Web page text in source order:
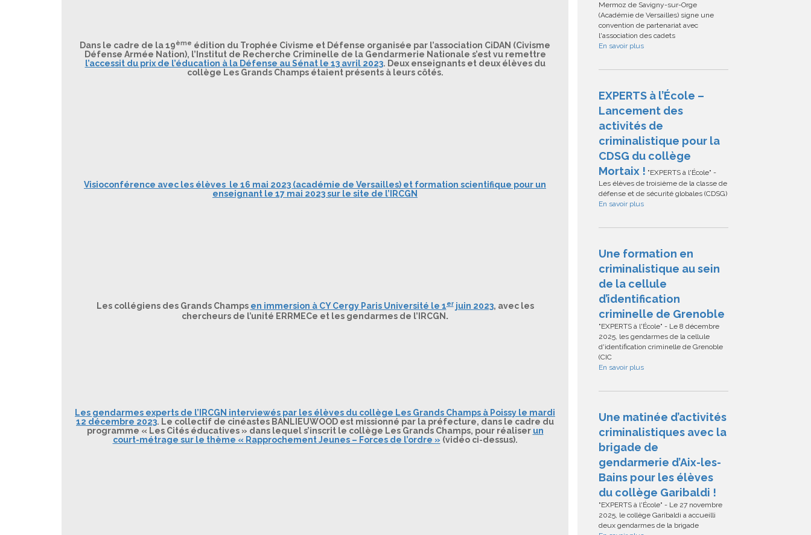
Dans le cadre de la 19ème édition du Trophée Civisme et Défense organisée par l’association CiDAN (Civisme
Défense Armée Nation), l’Institut de Recherche Criminelle de la Gendarmerie Nationale s’est vu remettre
l’accessit du prix de l’éducation à la Défense au Sénat le 13 avril 2023. Deux enseignants et deux élèves du
collège Les Grands Champs étaient présents à leurs côtés.
Visioconférence avec les élèves le 16 mai 2023 (académie de Versailles) et formation scientifique pour un
enseignant le 17 mai 2023 sur le site de l’IRCGN
Les collégiens des Grands Champs en immersion à CY Cergy Paris Université le 1erjuin 2023, avec les
chercheurs de l’unité ERRMECe et les gendarmes de l’IRCGN .
Les gendarmes experts de l’IRCGN interviewés par les élèves du collège Les Grands Champs à Poissy le mardi
12 décembre 2023. Le collectif de cinéastes BANLIEUWOOD est missionné par la préfecture, dans le cadre du
programme « Les Cités éducatives » dans lequel s’inscrit le collège Les Grands Champs, pour réaliser un
court-métrage sur le thème « Rapprochement Jeunes – Forces de l’ordre » (vidéo ci-dessus).
Mermoz de Savigny-sur-Orge
(Académie de Versailles) signe une
convention de partenariat avec
l'association des cadets
En savoir plus
EXPERTS à l’École –
Lancement des
activités de
criminalistique pour la
CDSG du collège
Mortaix ! "EXPERTS à l'École" -
Les élèves de troisième de la classe de
défense et de sécurité globales (CDSG)
En savoir plus
Une formation en
criminalistique au sein
de la cellule
d’identification
criminelle de Grenoble
"EXPERTS à l'École" - Le 8 décembre
2025, les gendarmes de la cellule
d'identification criminelle de Grenoble
(CIC
En savoir plus
Une matinée d’activités
criminalistiques avec la
brigade de
gendarmerie d’Aix-les-
Bains pour les élèves
du collège Garibaldi !
"EXPERTS à l'École" - Le 27 novembre
2025, le collège Garibaldi a accueilli
deux gendarmes de la brigade